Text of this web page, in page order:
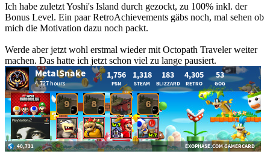
Ich habe zuletzt Yoshi's Island durch gezockt, zu 100% inkl. der
Bonus Level. Ein paar RetroAchievements gäbs noch, mal sehen ob
mich die Motivation dazu noch packt.
Werde aber jetzt wohl erstmal wieder mit Octopath Traveler weiter
machen. Das hatte ich jetzt schon viel zu lange pausiert.